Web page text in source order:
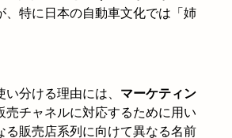
特に日本の自動車文化では「姉
分ける理由には、 マーケティン
チャネルに対応するために用い
販売店系列に向けて異なる名前